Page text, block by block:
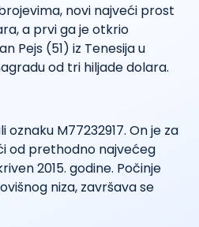
novi najveći prost
a prvi ga je otkrio
Pejs (51) iz Tenesija u
od tri hiljade dolara.
M77232917. On je za
od prethodno najvećeg
2015. godine. Počinje
niza, završava se